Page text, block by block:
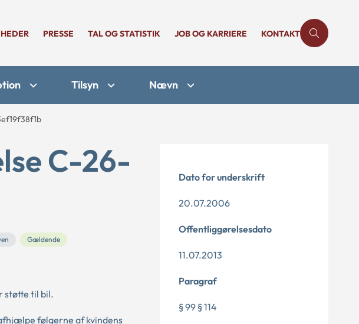
PRESSE TAL OG STATISTIK JOB OG KARRIERE KONTAKT
Tilsyn Nævn
C-26-
Gældende
støtte til bil.
følgerne af kvindens
Dato for underskrift
20.07.2006
Offentliggørelsesdato
11.07.2013
Paragraf
§ 99 § 114